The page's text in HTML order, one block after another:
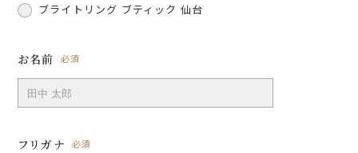
ブライトリング ブティック 仙台
お名前 必須
フリガナ 必須